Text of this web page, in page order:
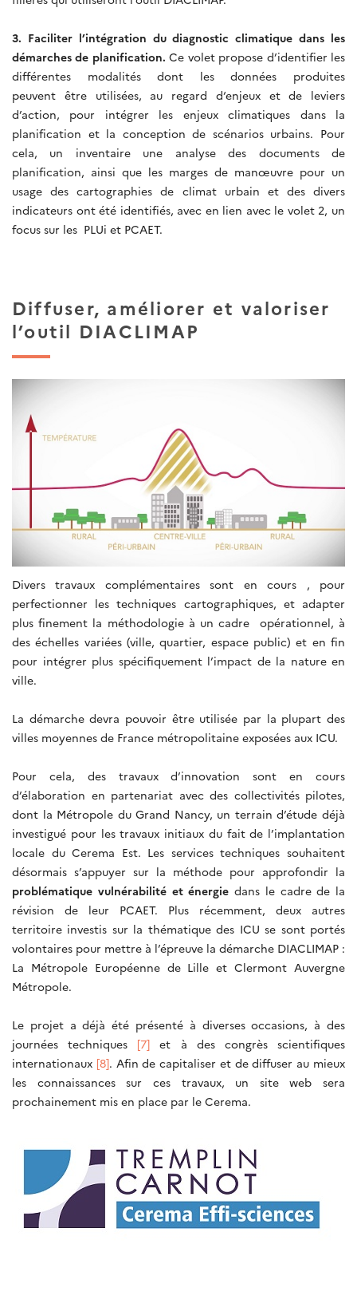
3. Faciliter l’intégration du diagnostic climatique dans les
démarches de planification. Ce volet propose d’identifier les
différentes modalités dont les données produites
peuvent être utilisées, au regard d‘enjeux et de leviers
d’action, pour intégrer les enjeux climatiques dans la
planification et la conception de scénarios urbains. Pour
cela, un inventaire une analyse des documents de
planification, ainsi que les marges de manœuvre pour un
usage des cartographies de climat urbain et des divers
indicateurs ont été identifiés, avec en lien avec le volet 2, un
focus sur les PLUi et PCAET.
Diffuser, améliorer et valoriser
l’outil DIACLIMAP
Divers travaux complémentaires sont en cours , pour
perfectionner les techniques cartographiques, et adapter
plus finement la méthodologie à un cadre opérationnel, à
des échelles variées (ville, quartier, espace public) et en fin
pour intégrer plus spécifiquement l’impact de la nature en
ville.
La démarche devra pouvoir être utilisée par la plupart des
villes moyennes de France métropolitaine exposées aux ICU.
Pour cela, des travaux d’innovation sont en cours
d’élaboration en partenariat avec des collectivités pilotes,
dont la Métropole du Grand Nancy, un terrain d’étude déjà
investigué pour les travaux initiaux du fait de l’implantation
locale du Cerema Est. Les services techniques souhaitent
désormais s’appuyer sur la méthode pour approfondir la
problématique vulnérabilité et énergie dans le cadre de la
révision de leur PCAET. Plus récemment, deux autres
territoire investis sur la thématique des ICU se sont portés
volontaires pour mettre à l’épreuve la démarche DIACLIMAP :
La Métropole Européenne de Lille et Clermont Auvergne
Métropole.
Le projet a déjà été présenté à diverses occasions, à des
journées techniques [7] et à des congrès scientifiques
internationaux [8]. Afin de capitaliser et de diffuser au mieux
les connaissances sur ces travaux, un site web sera
prochainement mis en place par le Cerema.